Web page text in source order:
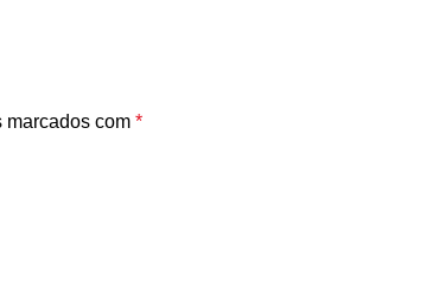
marcados com *